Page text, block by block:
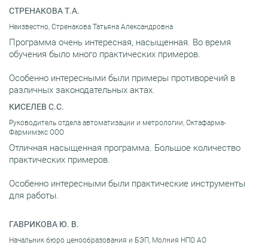
СТРЕНАКОВА Т.А.
Неизвестно, Стренакова Татьяна Александровна
Программа очень интересная, насыщенная. Во время
обучения было много практических примеров.
Особенно интересными были примеры противоречий в
различных законодательных актах.
КИСЕЛЕВ С.С.
Руководитель отдела автоматизации и метрологии, Октафарма-
Фармимэкс ООО
Отличная насыщенная программа. Большое количество
практических примеров.
Особенно интересными были практические инструменты
для работы.
ГАВРИКОВА Ю. В.
Начальник бюро ценообразования и БЭП, Молния НПО АО